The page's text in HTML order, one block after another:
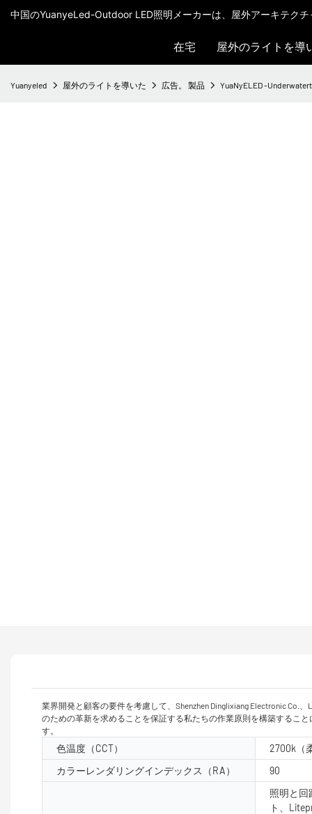
中国のYuanyeLed-Outdoor LED照明メーカーは、屋外アーキテク
在宅 屋外のライトを導
Yuanyeled 屋外のライトを導いた 広告。 製品 YuaNyELED -
業界開発と顧客の要件を考慮して、Shenzhen Dinglixiang Electronic Co.
のための革新を求めることを保証する私たちの作業原則を構築するこ
す。
色温度（CCT）
2700k（
カラーレンダリングインデックス（RA）
90
照明と回
ト、